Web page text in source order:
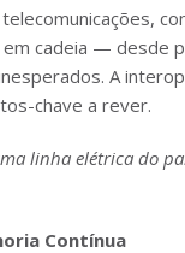
cadeia — desde
A
chave a rever.
linha elétrica do
Contínua